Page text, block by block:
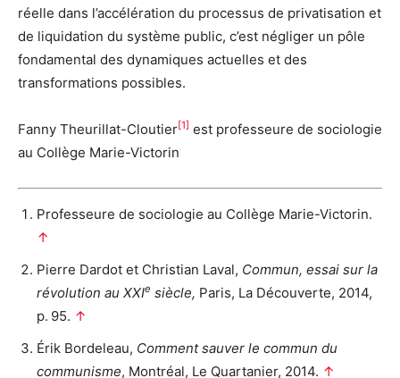
réelle dans l’accélération du processus de privatisation et
de liquidation du système public, c’est négliger un pôle
fondamental des dynamiques actuelles et des
transformations possibles.
Fanny Theurillat-Cloutier[1] est professeure de sociologie
au Collège Marie-Victorin
Professeure de sociologie au Collège Marie-Victorin.
↑
Pierre Dardot et Christian Laval, Commun, essai sur la
révolution au XXIe siècle, Paris, La Découverte, 2014,
p. 95. ↑
Érik Bordeleau, Comment sauver le commun du
communisme, Montréal, Le Quartanier, 2014. ↑